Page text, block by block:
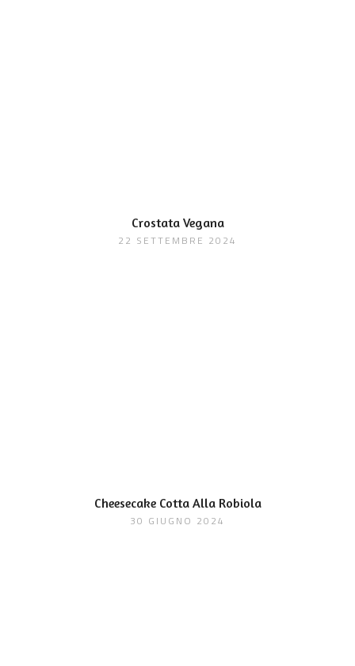
Crostata Vegana
22 SETTEMBRE 2024
Cheesecake Cotta Alla Robiola
30 GIUGNO 2024